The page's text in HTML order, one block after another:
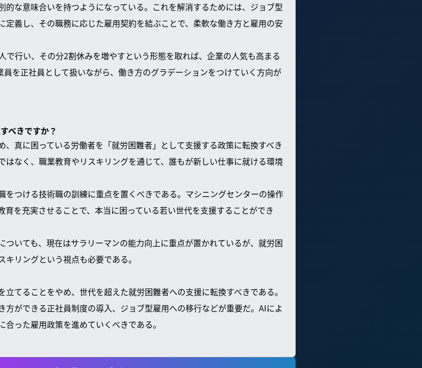
的な意味合いを持つようになっている。これを解消するためには、ジョブ型
定義し、その職務に応じた雇用契約を結ぶことで、柔軟な働き方と雇用の安
で行い、その分2割休みを増やすという形態を取れば、企業の人気も高まる
員を正社員として扱いながら、働き方のグラデーションをつけていく方向が
べきですか？
、真に困っている労働者を「就労困難者」として支援する政策に転換すべき
はなく、職業教育やリスキリングを通じて、誰もが新しい仕事に就ける環境
をつける技術職の訓練に重点を置くべきである。マシニングセンターの操作
育を充実させることで、本当に困っている若い世代を支援することができ
ついても、現在はサラリーマンの能力向上に重点が置かれているが、就労困
リングという視点も必要である。
立てることをやめ、世代を超えた就労困難者への支援に転換すべきである。
方ができる正社員制度の導入、ジョブ型雇用への移行などが重要だ。AIによ
った雇用政策を進めていくべきである。